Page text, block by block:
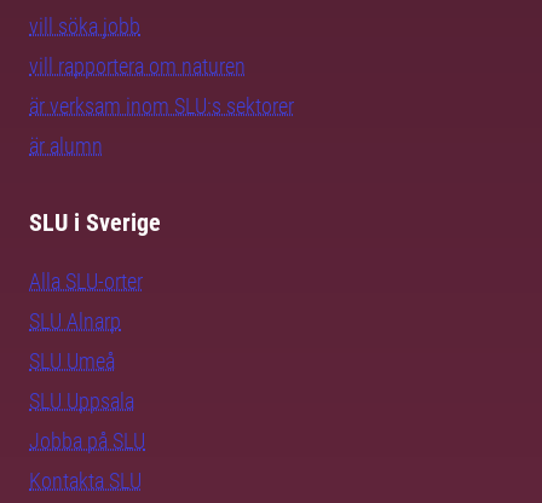
vill söka jobb
vill rapportera om naturen
är verksam inom SLU:s sektorer
är alumn
SLU i Sverige
Alla SLU-orter
SLU Alnarp
SLU Umeå
SLU Uppsala
Jobba på SLU
Kontakta SLU